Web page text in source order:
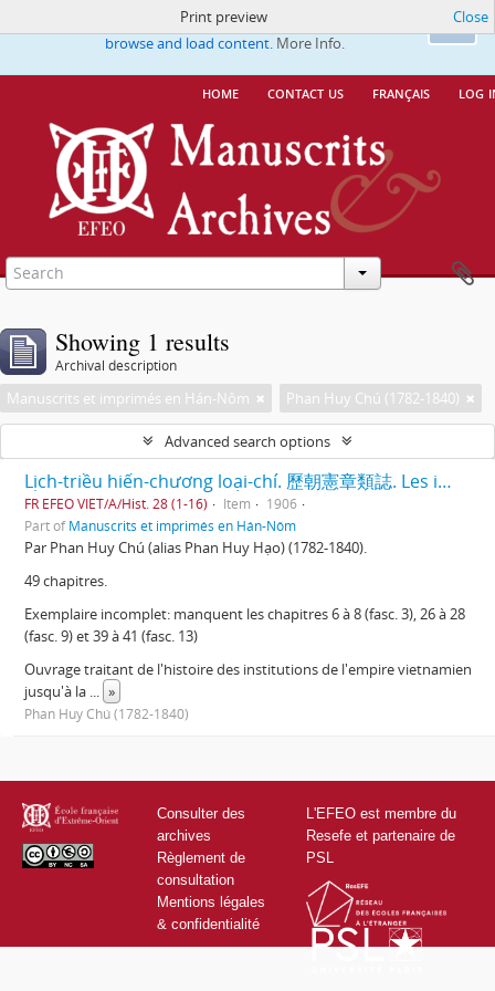
Ok
This website uses cookies to enhance your ability to
browse and load content. More Info.
home contact us français log
Print preview Close
Showing 1 results
Archival description
Manuscrits et imprimés en Hán-Nôm Phan Huy Chú (1782-1840)
Advanced search options
Lịch-triều hiến-chương loại-chí. 歷朝憲章類誌. Les institutions des différentes dynasties, classées par matières.
FR EFEO VIET/A/Hist. 28 (1-16) Item
1906
Part ofManuscrits et imprimés en Hán-Nôm
Par Phan Huy Chú (alias Phan Huy Hạo) (1782-1840).
49 chapitres.
Exemplaire incomplet: manquent les chapitres 6 à 8 (fasc. 3), 26 à 28
(fasc. 9) et 39 à 41 (fasc. 13)
Ouvrage traitant de l'histoire des institutions de l'empire vietnamien
jusqu'à la ... »
Phan Huy Chú (1782-1840)
Consulter des
archives
Règlement de
consultation
Mentions légales
& confidentialité
L'EFEO est membre du
Resefe et partenaire de
PSL